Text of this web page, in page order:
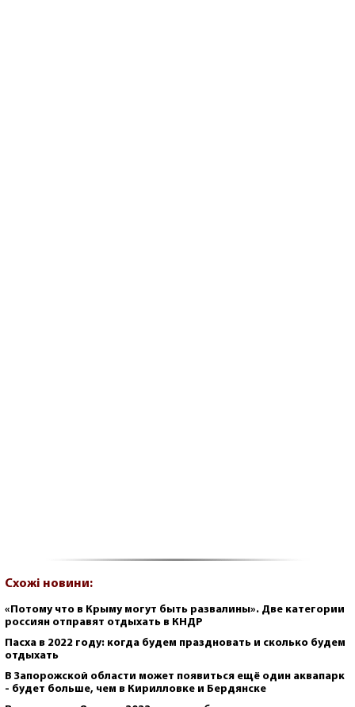
Схожі новини:
«Потому что в Крыму могут быть развалины». Две категории
россиян отправят отдыхать в КНДР
Пасха в 2022 году: когда будем праздновать и сколько будем
отдыхать
В Запорожской области может появиться ещё один аквапарк
- будет больше, чем в Кирилловке и Бердянске